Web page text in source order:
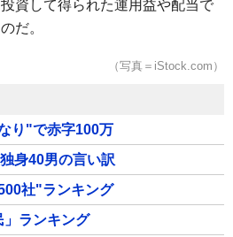
資して得られた運用益や配当で
だ。
（写真＝iStock.com）
り"で赤字100万
身40男の言い訳
社"ランキング
」ランキング